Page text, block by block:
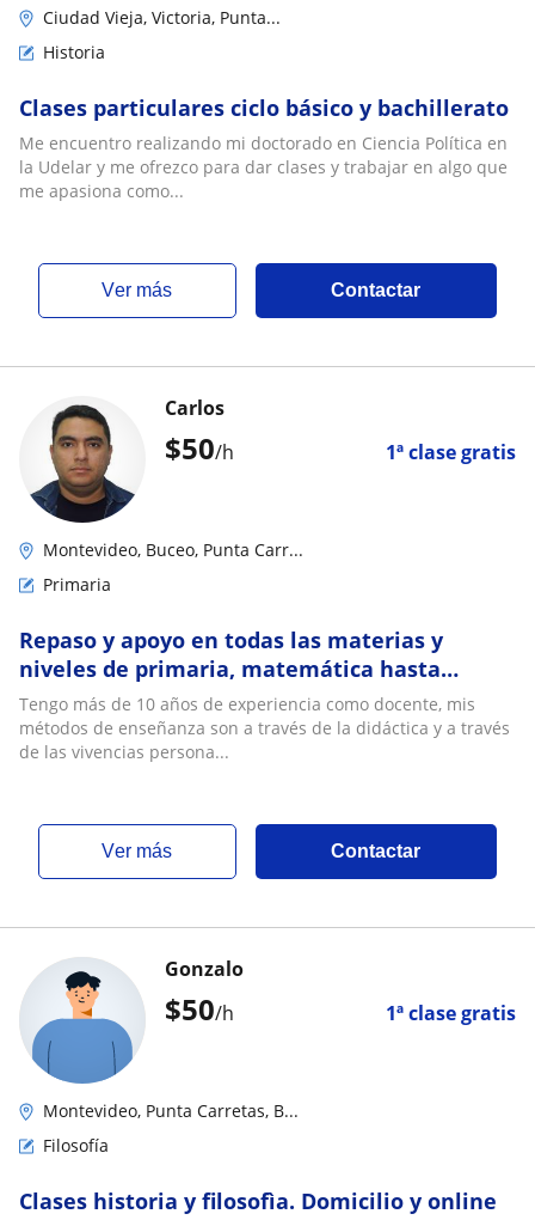
Ciudad Vieja, Victoria, Punta...
Historia
Clases particulares ciclo básico y bachillerato
Me encuentro realizando mi doctorado en Ciencia Política en
la Udelar y me ofrezco para dar clases y trabajar en algo que
me apasiona como...
ver más Contactar
$50/h 1ª clase gratis
Carlos
Montevideo, Buceo, Punta Carr...
Primaria
Repaso y apoyo en todas las materias y
niveles de primaria, matemática hasta
tercero de liceo. Lectoescritura
Tengo más de 10 años de experiencia como docente, mis
métodos de enseñanza son a través de la didáctica y a través
de las vivencias persona...
ver más Contactar
$50/h 1ª clase gratis
Gonzalo
Montevideo, Punta Carretas, B...
Filosofía
Clases historia y filosofìa. Domicilio y online